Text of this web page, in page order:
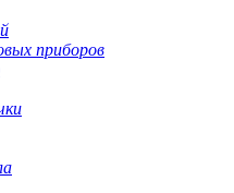
приборов